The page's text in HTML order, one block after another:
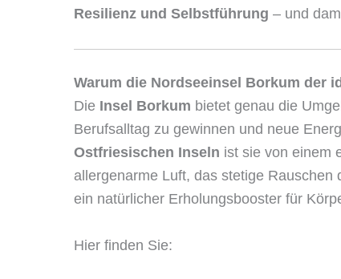
Resilienz und Selbstführung – und
Warum die Nordseeinsel Borkum der
Die Insel Borkum bietet genau die
Berufsalltag zu gewinnen und neue
Ostfriesischen Inseln ist sie von einem
allergenarme Luft, das stetige
ein natürlicher Erholungsbooster für
Hier finden Sie: